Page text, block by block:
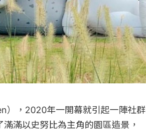
），2020年一開幕就引起一陣社群
滿以史努比為主角的園區造景，